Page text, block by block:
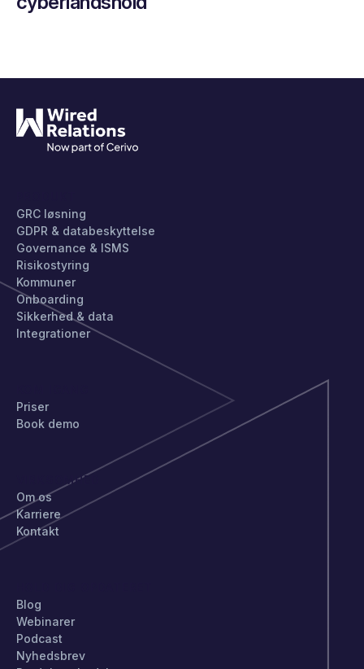
GRC løsning
GDPR & databeskyttelse
Governance & ISMS
Risikostyring
Kommuner
Onboarding
Sikkerhed & data
Integrationer
Priser
Book demo
VIRKSOMHED
Om os
Karriere
Kontakt
Blog
Webinarer
Podcast
Nyhedsbrev